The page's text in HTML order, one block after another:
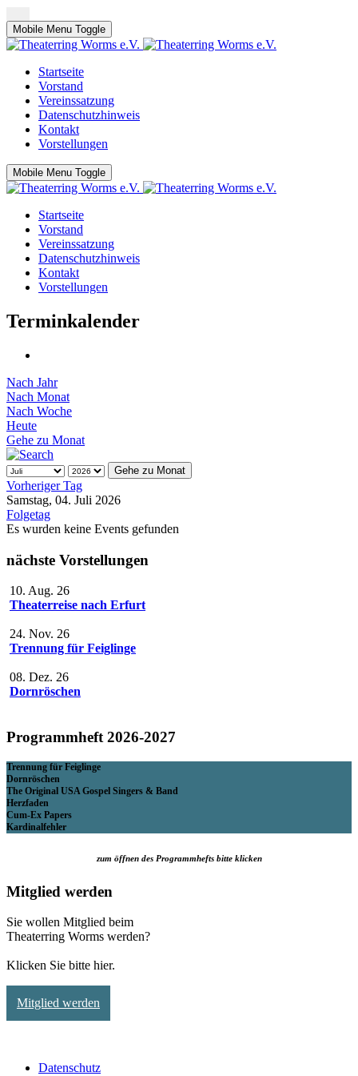
Mobile Menu Toggle
Startseite
Vorstand
Vereinssatzung
Datenschutzhinweis
Kontakt
Vorstellungen
Mobile Menu Toggle
Startseite
Vorstand
Vereinssatzung
Datenschutzhinweis
Kontakt
Vorstellungen
Terminkalender
Nach Jahr
Nach Monat
Nach Woche
Heute
Gehe zu Monat
Gehe zu Monat
Vorheriger Tag
Samstag, 04. Juli 2026
Folgetag
Es wurden keine Events gefunden
nächste Vorstellungen
10. Aug. 26
Theaterreise nach Erfurt
24. Nov. 26
Trennung für Feiglinge
08. Dez. 26
Dornröschen
Programmheft 2026-2027
Trennung für Feiglinge
Dornröschen
The Original USA Gospel Singers & Band
Herzfaden
Cum-Ex Papers
Kardinalfehler
zum öffnen des Programmhefts bitte klicken
Mitglied werden
Sie wollen Mitglied beim
Theaterring Worms werden?
Klicken Sie bitte hier.
Mitglied werden
Datenschutz